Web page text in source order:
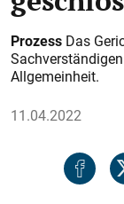
Prozess Das
Allgemeinheit.
11.04.2022